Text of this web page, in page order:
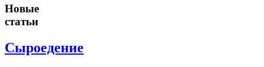
Новые
статьи
Сыроедение